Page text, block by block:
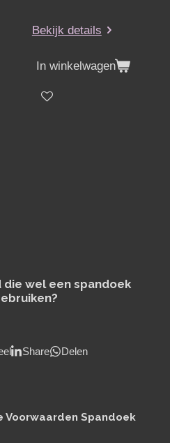
Bekijk details
In winkelwagen
die wel een spandoek
Share Delen
Voorwaarden Spandoek